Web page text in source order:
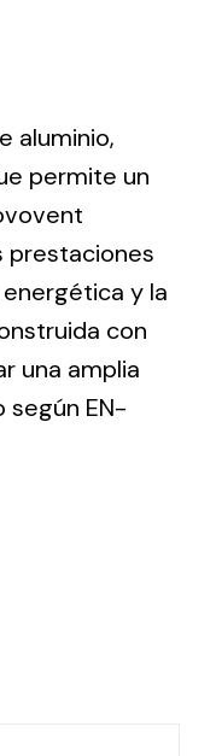
aluminio,
permite un
prestaciones
y la
con
una amplia
según EN-